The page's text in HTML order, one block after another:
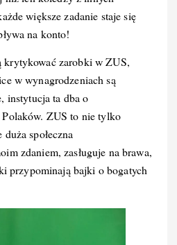
większe zadanie staje się
na konto!
zarobki w ZUS,
w wynagrodzeniach są
instytucja ta dba o
Polaków. ZUS to nie tylko
społeczna
zdaniem, zasługuje na brawa,
przypominają bajki o bogatych